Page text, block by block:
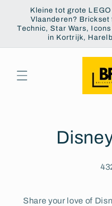
Skip to
content
Kleine tot grote
Vlaanderen? Brickset
Technic, Star Wars,
in Kortrijk,
Share your love of